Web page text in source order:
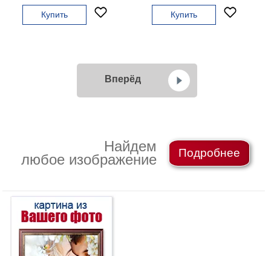
Купить Купить
Вперёд
Найдем
любое изображение
Подробнее